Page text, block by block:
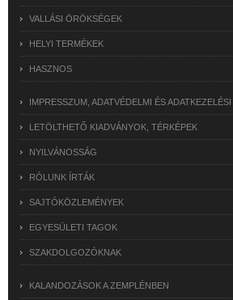
VALLÁSI ÖRÖKSÉGEK
HELYI TERMÉKEK
HASZNOS
IMPRESSZUM, ADATVÉDELMI ÉS
LETÖLTHETŐ KIADVÁNYOK, TÉRKÉPEK
NYILVÁNOSSÁG
RÓLUNK ÍRTÁK
SAJTÓKÖZLEMÉNYEK
EGYESÜLETI TAGOK
SZAKDOLGOZÓKNAK
KALANDOZÁSOK A ZEMPLÉNBEN